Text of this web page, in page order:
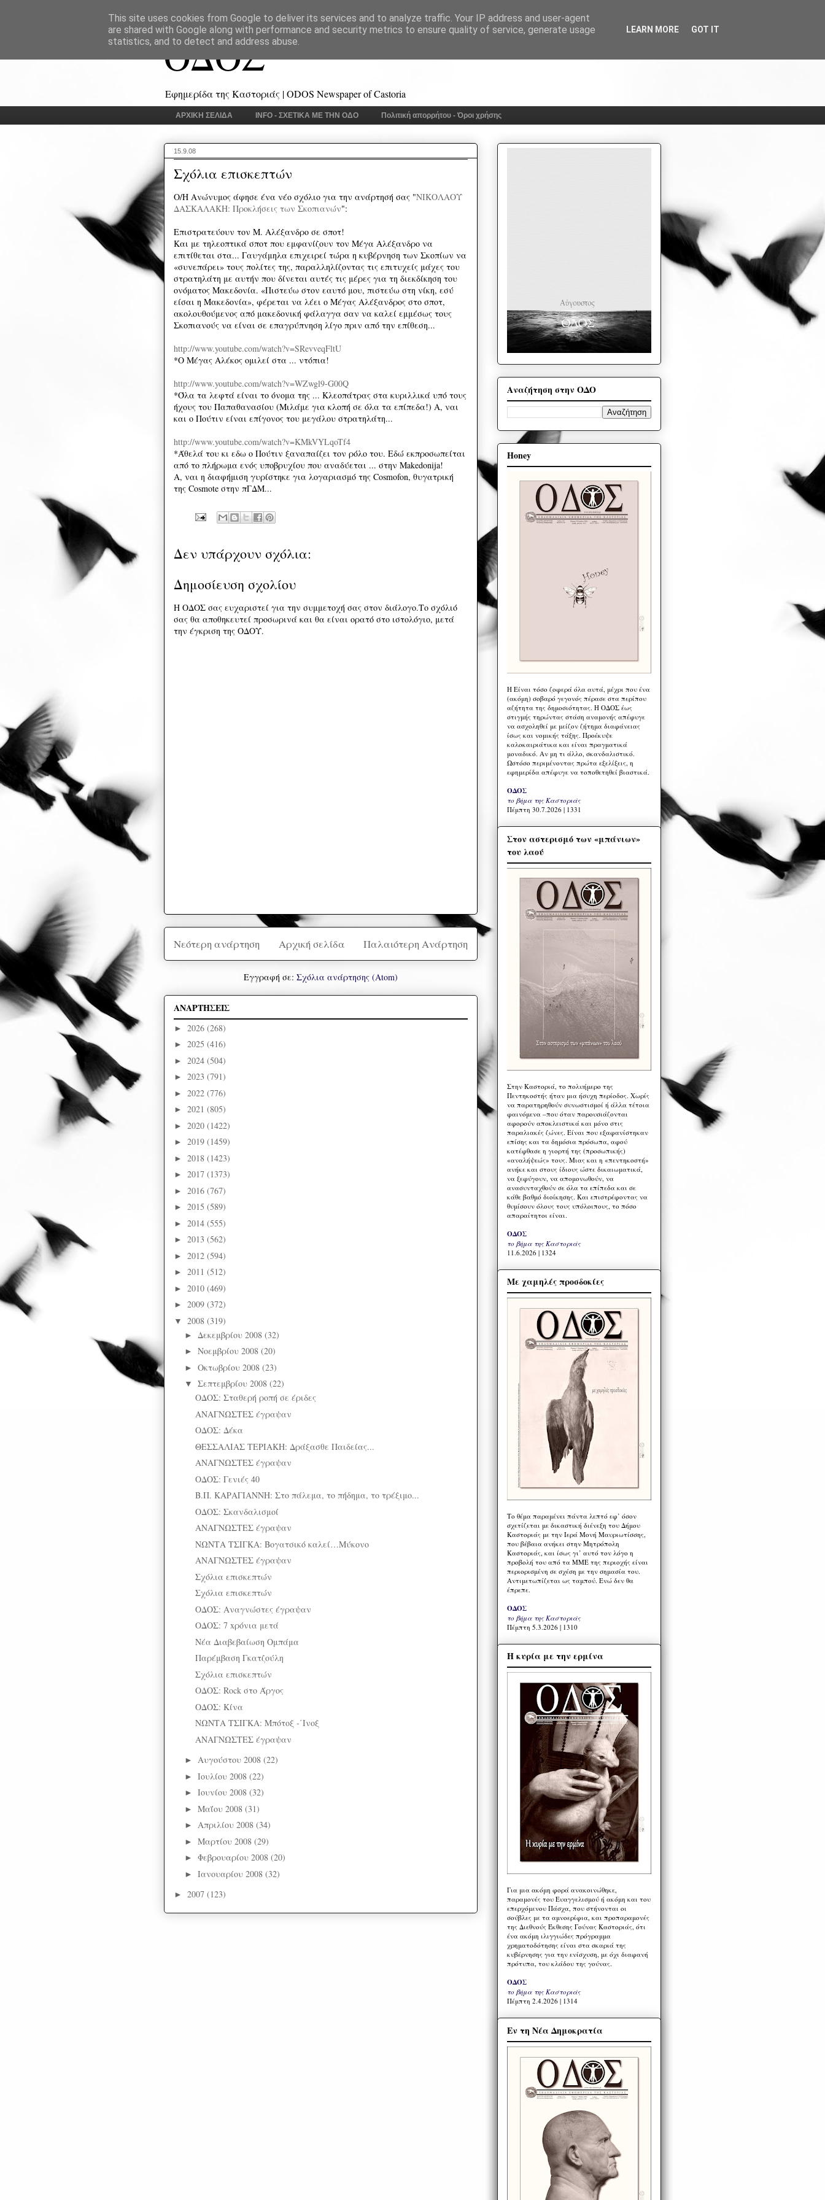
ΟΔΟΣ
Εφημερίδα της Καστοριάς | ODOS Newspaper of Castoria
ΑΡΧΙΚΗ ΣΕΛΙΔΑ INFO - ΣΧΕΤΙΚΑ ΜΕ ΤΗΝ ΟΔΟ Πολιτική απορρήτου - Όροι χρήσης
15.9.08
Σχόλια επισκεπτών
Ο/Η Ανώνυμος άφησε ένα νέο σχόλιο για την ανάρτησή σας "ΝΙΚΟΛΑΟΥ
ΔΑΣΚΑΛΑΚΗ: Προκλήσεις των Σκοπιανών":
Επιστρατεύουν τον Μ. Αλέξανδρο σε σποτ!
Και με τηλεοπτικά σποτ που εμφανίζουν τον Μέγα Αλέξανδρο να
επιτίθεται στα... Γαυγάμηλα επιχειρεί τώρα η κυβέρνηση των Σκοπίων να
«συνεπάρει» τους πολίτες της, παραλληλίζοντας τις επιτυχείς μάχες του
στρατηλάτη με αυτήν που δίνεται αυτές τις μέρες για τη διεκδίκηση του
ονόματος Μακεδονία. «Πιστεύω στον εαυτό μου, πιστεύω στη νίκη, εσύ
είσαι η Μακεδονία», φέρεται να λέει ο Μέγας Αλέξανδρος στο σποτ,
ακολουθούμενος από μακεδονική φάλαγγα σαν να καλεί εμμέσως τους
Σκοπιανούς να είναι σε επαγρύπνηση λίγο πριν από την επίθεση...
http://www.youtube.com/watch?v=SRevveqFltU
*Ο Μέγας Αλέκος ομιλεί στα ... ντόπια!
http://www.youtube.com/watch?v=WZwgl9-G00Q
*Όλα τα λεφτά είναι το όνομα της ... Κλεοπάτρας στα κυριλλικά υπό τους
ήχους του Παπαθανασίου (Μιλάμε για κλοπή σε όλα τα επίπεδα!) Α, ναι
και ο Πούτιν είναι επίγονος του μεγάλου στρατηλάτη...
http://www.youtube.com/watch?v=KMkVYLqoTf4
*Άθελά του κι εδω ο Πούτιν ξαναπαίζει τον ρόλο του. Εδώ εκπροσωπείται
από το πλήρωμα ενός υποβρυχίου που αναδύεται ... στην Makedonija!
Α, ναι η διαφήμιση γυρίστηκε για λογαριασμό της Cosmofon, θυγατρική
της Cosmote στην πΓΔΜ...
Δεν υπάρχουν σχόλια:
Δημοσίευση σχολίου
Η ΟΔΟΣ σας ευχαριστεί για την συμμετοχή σας στον διάλογο.Το σχόλιό
σας θα αποθηκευτεί προσωρινά και θα είναι ορατό στο ιστολόγιο, μετά
την έγκριση της ΟΔΟΥ.
Νεότερη ανάρτηση Παλαιότερη Ανάρτηση
Αρχική σελίδα
Εγγραφή σε: Σχόλια ανάρτησης (Atom)
ΑΝΑΡΤΗΣΕΙΣ
► 2026 (268)
► 2025 (416)
► 2024 (504)
► 2023 (791)
► 2022 (776)
► 2021 (805)
► 2020 (1422)
► 2019 (1459)
► 2018 (1423)
► 2017 (1373)
► 2016 (767)
► 2015 (589)
► 2014 (555)
► 2013 (562)
► 2012 (594)
► 2011 (512)
► 2010 (469)
► 2009 (372)
▼ 2008 (319)
► Δεκεμβρίου 2008 (32)
► Νοεμβρίου 2008 (20)
► Οκτωβρίου 2008 (23)
▼ Σεπτεμβρίου 2008 (22)
ΟΔΟΣ: Σταθερή ροπή σε έριδες
ΑΝΑΓΝΩΣΤΕΣ έγραψαν
ΟΔΟΣ: Δέκα
ΘΕΣΣΑΛΙΑΣ ΤΕΡΙΑΚΗ: Δράξασθε Παιδείας...
ΑΝΑΓΝΩΣΤΕΣ έγραψαν
ΟΔΟΣ: Γενιές 40
Β.Π. ΚΑΡΑΓΙΑΝΝΗ: Στο πάλεμα, το πήδημα, το τρέξιμο...
ΟΔΟΣ: Σκανδαλισμοί
ΑΝΑΓΝΩΣΤΕΣ έγραψαν
ΝΩΝΤΑ ΤΣΙΓΚΑ: Βογατσικό καλεί…Μύκονο
ΑΝΑΓΝΩΣΤΕΣ έγραψαν
Σχόλια επισκεπτών
Σχόλια επισκεπτών
ΟΔΟΣ: Αναγνώστες έγραψαν
ΟΔΟΣ: 7 xρόνια μετά
Νέα Διαβεβαίωση Ομπάμα
Παρέμβαση Γκατζούλη
Σχόλια επισκεπτών
ΟΔΟΣ: Rock στο Άργος
ΟΔΟΣ: Κίνα
ΝΩΝΤΑ ΤΣΙΓΚΑ: Μπότοξ -΄Ινοξ
ΑΝΑΓΝΩΣΤΕΣ έγραψαν
► Αυγούστου 2008 (22)
► Ιουλίου 2008 (22)
► Ιουνίου 2008 (32)
► Μαΐου 2008 (31)
► Απριλίου 2008 (34)
► Μαρτίου 2008 (29)
► Φεβρουαρίου 2008 (20)
► Ιανουαρίου 2008 (32)
► 2007 (123)
Αναζήτηση στην ΟΔΟ
Honey
Η Eίναι τόσο ζοφερά όλα αυτά, μέχρι που ένα
(ακόμη) σοβαρό γεγονός πέρασε στα περίπου
αζήτητα της δημοσιότητας. Η ΟΔΟΣ έως
στιγμής τηρώντας στάση αναμονής απέφυγε
να ασχοληθεί με μείζον ζήτημα διαφάνειας
ίσως και νομικής τάξης. Προέκυψε
καλοκαιριάτικα και είναι πραγματικά
μοναδικό. Αν μη τι άλλο, σκανδαλιστικό.
Ωστόσο περιμένοντας πρώτα εξελίξεις, η
εφημερίδα απέφυγε να τοποθετηθεί βιαστικά.
ΟΔΟΣ
το βήμα της Καστοριάς
Πέμπτη 30.7.2026 | 1331
Στον αστερισμό των «μπάνιων»
του λαού
Στην Καστοριά, το πολυήμερο της
Πεντηκοστής ήταν μια ήσυχη περίοδος. Χωρίς
να παρατηρηθούν συνωστισμοί ή άλλα τέτοια
φαινόμενα –που όταν παρουσιάζονται
αφορούν αποκλειστικά και μόνο στις
παραλιακές ζώνες. Είναι που εξαφανίστηκαν
επίσης και τα δημόσια πρόσωπα, αφού
κατέφθασε η γιορτή της (προσωπικής)
«αναλήψεώς» τους. Μιας και η «πεντηκοστή»
ανήκε και στους ίδιους ώστε δικαιωματικά,
να ξεφύγουν, να απομονωθούν, να
ανασυνταχθούν σε όλα τα επίπεδα και σε
κάθε βαθμό διοίκησης. Και επιστρέφοντας να
θυμίσουν όλους τους υπόλοιπους, το πόσο
απαραίτητοι είναι.
ΟΔΟΣ
το βήμα της Καστοριάς
11.6.2026 | 1324
Με χαμηλές προσδοκίες
Το θέμα παραμένει πάντα λεπτό εφ’ όσον
σχετίζεται με δικαστική διένεξη του Δήμου
Καστοριάς με την Ιερά Μονή Μαυριωτίσσης,
που βέβαια ανήκει στην Μητρόπολη
Καστοριάς, και ίσως γι’ αυτό τον λόγο η
προβολή του από τα ΜΜΕ της περιοχής είναι
περιορισμένη σε σχέση με την σημασία του.
Αντιμετωπίζεται ως ταμπού. Ενώ δεν θα
έπρεπε.
ΟΔΟΣ
το βήμα της Καστοριάς
Πέμπτη 5.3.2026 | 1310
Η κυρία με την ερμίνα
Για μια ακόμη φορά ανακοινώθηκε,
παραμονές του Ευαγγελισμού ή ακόμη και του
επερχόμενου Πάσχα, που στήνονται οι
σούβλες με τα αμνοερίφια, και προπαραμονές
της Διεθνούς Έκθεσης Γούνας Καστοριάς, ότι
ένα ακόμη ιλιγγιώδες πρόγραμμα
χρηματοδότησης είναι στα σκαριά της
κυβέρνησης για την ενίσχυση, με όχι διαφανή
πρότυπα, του κλάδου της γούνας.
ΟΔΟΣ
το βήμα της Καστοριάς
Πέμπτη 2.4.2026 | 1314
Εν τη Νέα Δημοκρατία
This site uses cookies from Google to deliver its services and to analyze traffic. Your IP address and user-agent
are shared with Google along with performance and security metrics to ensure quality of service, generate usage
statistics, and to detect and address abuse.
LEARN MORE GOT IT